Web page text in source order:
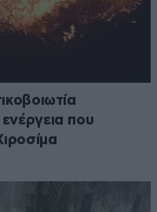
που